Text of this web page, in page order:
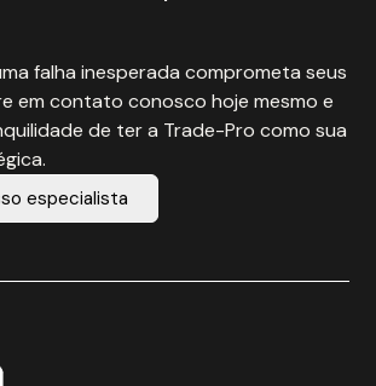
falha inesperada comprometa seus
em contato conosco hoje mesmo e
de ter a Trade-Pro como sua
especialista